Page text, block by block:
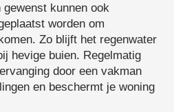
kunnen ook
worden om
Zo blijft het regenwater
hevige buien. Regelmatig
door een vakman
en beschermt je woning